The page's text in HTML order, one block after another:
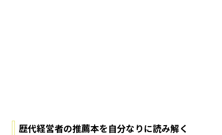
歴代経営者の推薦本を自分なりに読み解く